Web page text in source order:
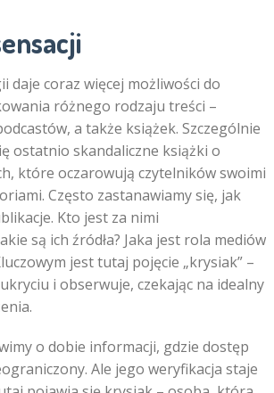
daje coraz więcej możliwości do
różnego rodzaju treści –
a także książek. Szczególnie
ostatnio skandaliczne książki o
które oczarowują czytelników swoimi
Często zastanawiamy się, jak
Kto jest za nimi
są ich źródła? Jaka jest rola mediów
jest tutaj pojęcie „krysiak” –
i obserwuje, czekając na idealny
o dobie informacji, gdzie dostęp
Ale jego weryfikacja staje